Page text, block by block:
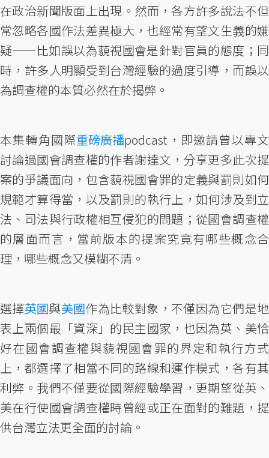
在政治新聞版面上出現。然而，各方許多說法不但
常忽略各國作法差異極大，也經常有望文生義的嫌
疑——比如誤以為藐視國會是針對官員的態度；同
時，許多人明顯受到台灣經驗的過度引導，而誤以
為調查權的本質必然在於揭弊。
本集轉角國際重磅廣播podcast，即邀請曾以專文
討論過國會調查權的作者謝達文，分享更多此次提
案的爭議面向，包含藐視國會罪的定義與罰則如何
規範才算得當，以及罰則的執行上，如何涉及到立
法、司法與行政權相互侵犯的問題；從國會調查權
的層面而言，當前版本的提案究竟有哪些概念合
理，哪些概念又模糊不清。
選擇英國與美國作為比較對象，不僅因為它們是地
表上兩個最「資深」的民主國家，也因為英、美恰
好在國會調查權與藐視國會罪的界定和執行方式
上，都選擇了相當不同的路線和運作模式，各有其
利弊。我們不僅要從國際經驗學習，更期望從英、
美在行使國會調查權時曾經或正在面對的難題，提
供台灣立法更全面的討論。